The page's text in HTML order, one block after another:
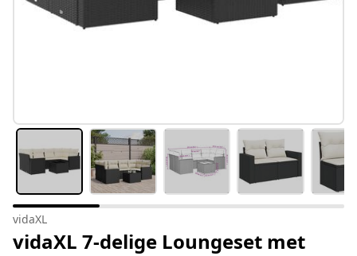
vidaXL
vidaXL 7-delige Loungeset met